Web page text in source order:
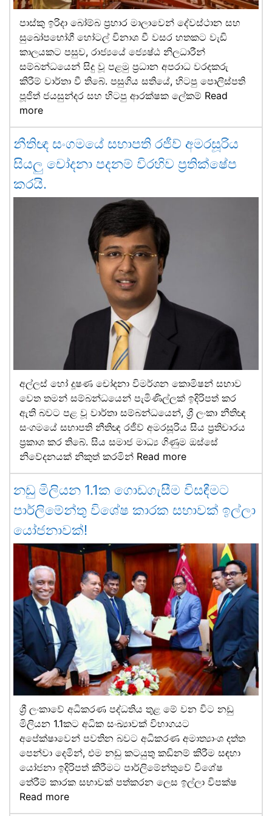
පාස්කු ඉරිදා බෝම්බ ප්‍රහාර මාලාවෙන් දේවස්ථාන සහ
සුඛෝපභෝගී හෝටල් විනාශ වී වසර හතකට වැඩි
කාලයකට පසුව, රාජ්‍යයේ ජ්‍යෙෂ්ඨ නිලධාරීන්
සම්බන්ධයෙන් සිදු වූ පළමු ප්‍රධාන අපරාධ වරදකරු
කිරීම් වාර්තා වී තිබේ. පසුගිය සතියේ, හිටපු පොලිස්පති
පූජිත් ජයසුන්දර සහ හිටපු ආරක්ෂක ලේකම් Read
more
නීතිඥ සංගමයේ සභාපති රජීව් අමරසූරිය
සියලු චෝදනා පදනම් විරහිව ප්‍රතික්ෂේප
කරයි.
අල්ලස් හෝ දූෂණ චෝදනා විමර්ශන කොමිෂන් සභාව
වෙත තමන් සම්බන්ධයෙන් පැමිණිල්ලක් ඉදිරිපත් කර
ඇති බවට පළ වූ වාර්තා සම්බන්ධයෙන්, ශ්‍රී ලංකා නීතිඥ
සංගමයේ සභාපති නීතිඥ රජීව් අමරසූරිය සිය ප්‍රතිචාරය
ප්‍රකාශ කර තිබේ. සිය සමාජ මාධ්‍ය ගිණුම ඔස්සේ
නිවේදනයක් නිකුත් කරමින් Read more
නඩු මිලියන 1.1ක ගොඩගැසීම විසඳීමට
පාර්ලිමේන්තු විශේෂ කාරක සභාවක් ඉල්ලා
යෝජනාවක්!
ශ්‍රී ලංකාවේ අධිකරණ පද්ධතිය තුළ මේ වන විට නඩු
මිලියන 1.1කට අධික සංඛ්‍යාවක් විභාගයට
අපේක්ෂාවෙන් පවතින බවට අධිකරණ අමාත්‍යාංශ දත්ත
පෙන්වා දෙමින්, එම නඩු කටයුතු කඩිනම් කිරීම සඳහා
යෝජනා ඉදිරිපත් කිරීමට පාර්ලිමේන්තුවේ විශේෂ
තේරීම් කාරක සභාවක් පත්කරන ලෙස ඉල්ලා විපක්ෂ
Read more